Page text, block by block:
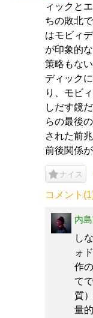
ィックと
ちの敗北
はモビィ
が印象的
策略もな
ディック
り、モビ
しだす鏡
らの最後
された前
前後関係
ナイス
コメント
内
し
ォ
作
て
質
量